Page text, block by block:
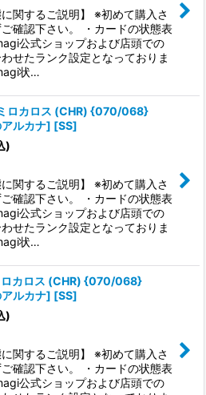
に関するご説明】 ※初めて購入さ
確認下さい。 ・カードの状態表
公式ショップおよび店頭での
せたランク設定となっておりま
状…
ミロカロス (CHR) {070/068}
ルカナ] [SS]
)
に関するご説明】 ※初めて購入さ
確認下さい。 ・カードの状態表
公式ショップおよび店頭での
せたランク設定となっておりま
状…
ロカロス (CHR) {070/068}
ルカナ] [SS]
)
に関するご説明】 ※初めて購入さ
確認下さい。 ・カードの状態表
公式ショップおよび店頭での